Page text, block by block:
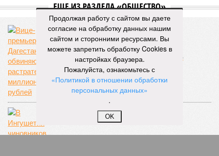
ЕЩЕ ИЗ РАЗДЕЛА «ОБЩЕСТВО»
Вице-премьера Дагестана обвиняют в
растрате 41 миллиона рублей
Продолжая работу с сайтом вы даете
согласие на обработку данных нашим
сайтом и сторонними ресурсами. Вы
можете запретить обработку Cookies в
настройках браузера.
Пожалуйста, ознакомьтесь с
«Политикой в отношении обработки
персональных данных»
.
OK